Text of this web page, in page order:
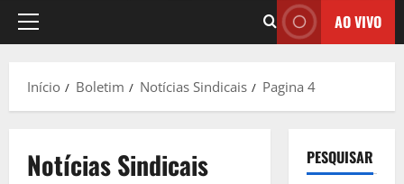
Menu
AO VIVO
Início Boletim Notícias Sindicais Pagina 4
Notícias Sindicais PESQUISAR